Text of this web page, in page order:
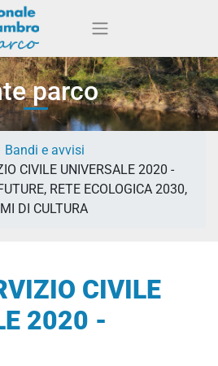
parco
Bandi e avvisi
CIVILE UNIVERSALE 2020 -
RETE ECOLOGICA 2030,
DI CULTURA
CIVILE
2020 -